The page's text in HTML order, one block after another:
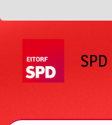
springen